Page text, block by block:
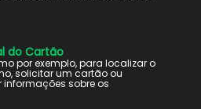
do Cartão
por exemplo, para localizar o
solicitar um cartão ou
sobre os